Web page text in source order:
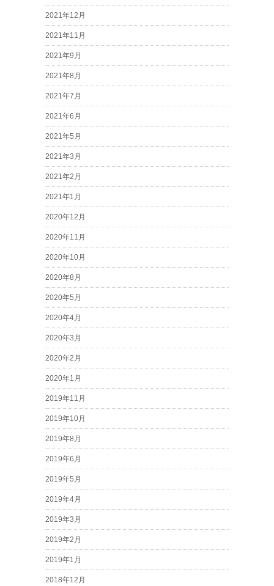
2021年12月
2021年11月
2021年9月
2021年8月
2021年7月
2021年6月
2021年5月
2021年3月
2021年2月
2021年1月
2020年12月
2020年11月
2020年10月
2020年8月
2020年5月
2020年4月
2020年3月
2020年2月
2020年1月
2019年11月
2019年10月
2019年8月
2019年6月
2019年5月
2019年4月
2019年3月
2019年2月
2019年1月
2018年12月